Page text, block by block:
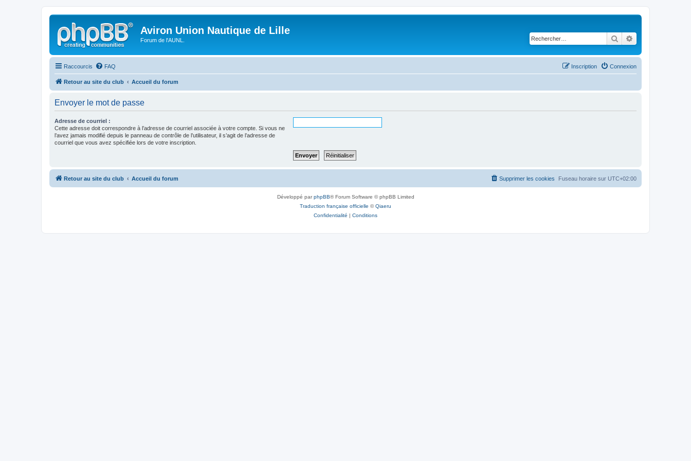
Aviron Union Nautique de Lille
Forum de l'AUNL. Rechercher
Raccourcis FAQ Connexion
Inscription
Retour au site du club Accueil du forum
Envoyer le mot de passe
Adresse de courriel :
Cette adresse doit correspondre à l’adresse de courriel associée à votre compte. Si vous ne
l’avez jamais modifié depuis le panneau de contrôle de l’utilisateur, il s’agit de l’adresse de
courriel que vous avez spécifiée lors de votre inscription.
Retour au site du club Accueil du forum Fuseau horaire sur UTC+02:00
Supprimer les cookies
Développé parphpBB® Forum Software © phpBB Limited
Traduction française officielle ©Qiaeru
Confidentialité | Conditions